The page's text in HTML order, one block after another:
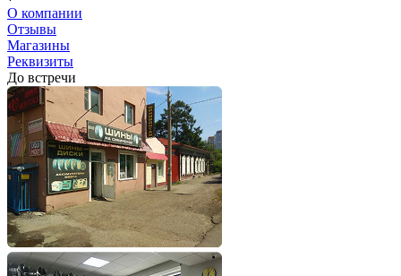
О компании
Отзывы
Магазины
Реквизиты
До встречи